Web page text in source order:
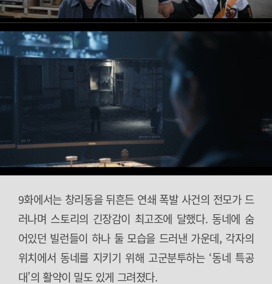
9화에서는 창리동을 뒤흔든 연쇄 폭발 사건의 전모가 드
러나며 스토리의 긴장감이 최고조에 달했다. 동네에 숨
어있던 빌런들이 하나 둘 모습을 드러낸 가운데, 각자의
위치에서 동네를 지키기 위해 고군분투하는 ‘동네 특공
대’의 활약이 밀도 있게 그려졌다.